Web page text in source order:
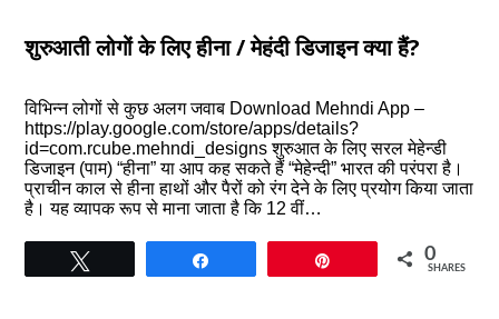
शुरुआती लोगों के लिए हीना / मेहंदी डिजाइन क्या हैं?
विभिन्न लोगों से कुछ अलग जवाब Download Mehndi App –
https://play.google.com/store/apps/details?
id=com.rcube.mehndi_designs शुरुआत के लिए सरल मेहेन्डी
डिजाइन (पाम) “हीना” या आप कह सकते हैं “मेहेन्दी” भारत की परंपरा है।
प्राचीन काल से हीना हाथों और पैरों को रंग देने के लिए प्रयोग किया जाता
है। यह व्यापक रूप से माना जाता है कि 12 वीं…
0
SHARES